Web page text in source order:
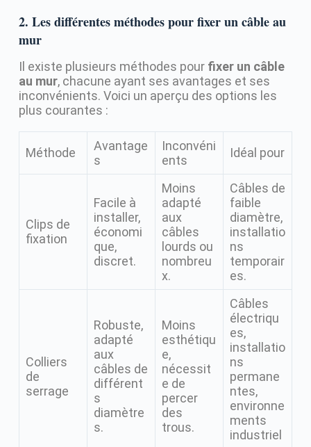
2. Les différentes méthodes pour fixer un câble au
mur
Il existe plusieurs méthodes pour fixer un câble
au mur, chacune ayant ses avantages et ses
inconvénients. Voici un aperçu des options les
plus courantes :
Méthode
Avantage
s
Inconvéni
ents
Idéal pour
Clips de
fixation
Facile à
installer,
économi
que,
discret.
Moins
adapté
aux
câbles
lourds ou
nombreu
x.
Câbles de
faible
diamètre,
installatio
ns
temporair
es.
Colliers
de
serrage
Robuste,
adapté
aux
câbles de
différent
s
diamètre
s.
Moins
esthétiqu
e,
nécessit
e de
percer
des
trous.
Câbles
électriqu
es,
installatio
ns
permane
ntes,
environne
ments
industriel